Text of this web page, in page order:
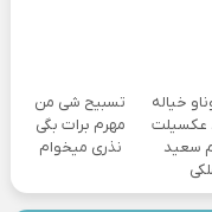
خیاله
عکسیلت
سعید
تسبیح شی من
مهرم برات بگی
نذری میخوام